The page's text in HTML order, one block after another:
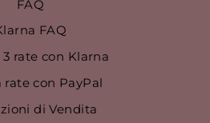
FAQ
FAQ
rate con Klarna
rate con PayPal
di Vendita